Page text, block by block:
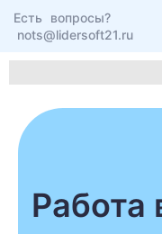
Есть вопросы?
nots@lidersoft21.ru
Работа